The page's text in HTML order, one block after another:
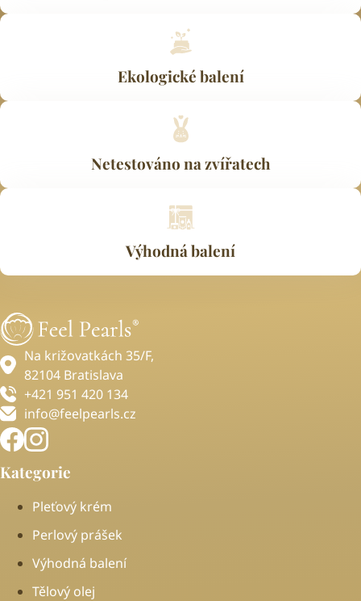
Ekologické balení
Netestováno na zvířatech
Výhodná balení
Na križovatkách 35/F,
82104 Bratislava
+421 951 420 134
info@feelpearls.cz
Kategorie
Pleťový krém
Perlový prášek
Výhodná balení
Tělový olej